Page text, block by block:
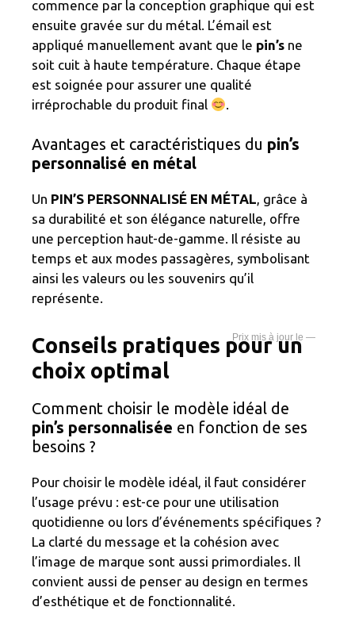
commence par la conception graphique qui est
ensuite gravée sur du métal. L’émail est
appliqué manuellement avant que le pin’s ne
soit cuit à haute température. Chaque étape
est soignée pour assurer une qualité
irréprochable du produit final
.
Avantages et caractéristiques du pin’s
personnalisé en métal
Un PIN’S PERSONNALISÉ EN MÉTAL, grâce à
sa durabilité et son élégance naturelle, offre
une perception haut-de-gamme. Il résiste au
temps et aux modes passagères, symbolisant
ainsi les valeurs ou les souvenirs qu’il
représente.
—
Conseils pratiques pour un
choix optimal
Comment choisir le modèle idéal de
pin’s personnalisée en fonction de ses
besoins ?
Pour choisir le modèle idéal, il faut considérer
l’usage prévu : est-ce pour une utilisation
quotidienne ou lors d’événements spécifiques ?
La clarté du message et la cohésion avec
l’image de marque sont aussi primordiales. Il
convient aussi de penser au design en termes
d’esthétique et de fonctionnalité.